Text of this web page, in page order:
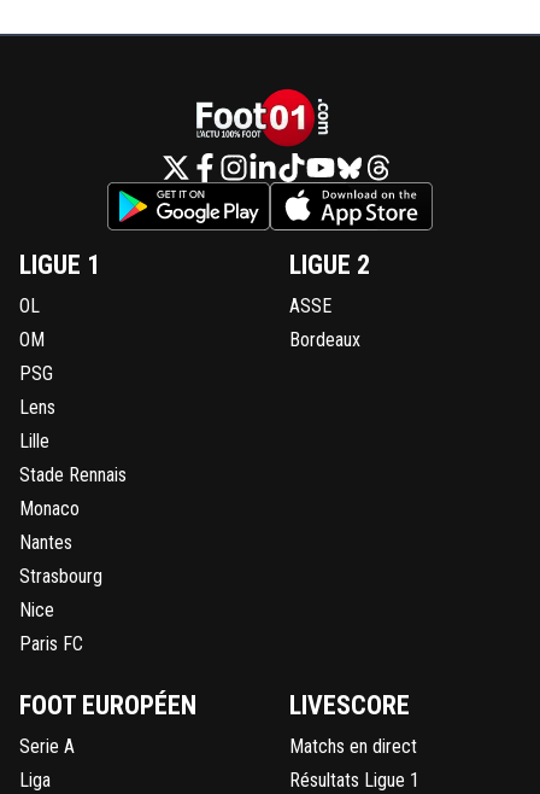
LIGUE 1
OL
OM
PSG
Lens
Lille
Stade Rennais
Monaco
Nantes
Strasbourg
Nice
Paris FC
LIGUE 2
ASSE
Bordeaux
FOOT EUROPÉEN
Serie A
Liga
LIVESCORE
Matchs en direct
Résultats Ligue 1